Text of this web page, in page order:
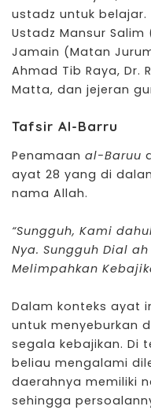
ustadz untuk
Ustadz Mansur
Jamain (Matan
Ahmad Tib Raya, Dr.
Matta, dan jejeran
Tafsir Al-Barru
Penamaan al-Baruu
ayat 28 yang di
nama Allah.
“Sungguh, Kami
Nya. Sungguh Dial
Melimpahkan
Dalam konteks ayat
untuk menyeburkan
segala kebajikan. Di
beliau mengalami
daerahnya memiliki
sehingga